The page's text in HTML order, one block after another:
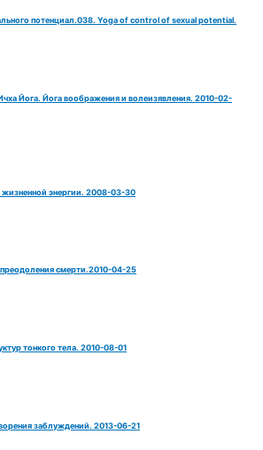
потенциал.038. Yoga of control of sexual potential.
Йога. Йога воображения и волеизявления. 2010-02-
жизненной энергии. 2008-03-30
смерти.2010-04-25
тонкого тела. 2010-08-01
заблуждений. 2013-06-21